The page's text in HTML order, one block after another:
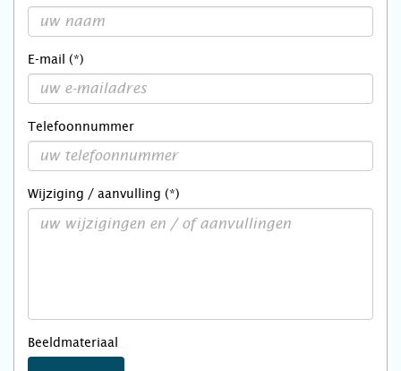
E-mail (*)
Telefoonnummer
Wijziging / aanvulling (*)
Beeldmateriaal